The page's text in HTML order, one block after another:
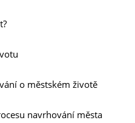
o městském životě
navrhování města